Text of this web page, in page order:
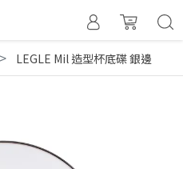
LEGLE Mil 造型杯底碟 銀邊